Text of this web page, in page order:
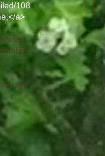
108
a>
Vosge